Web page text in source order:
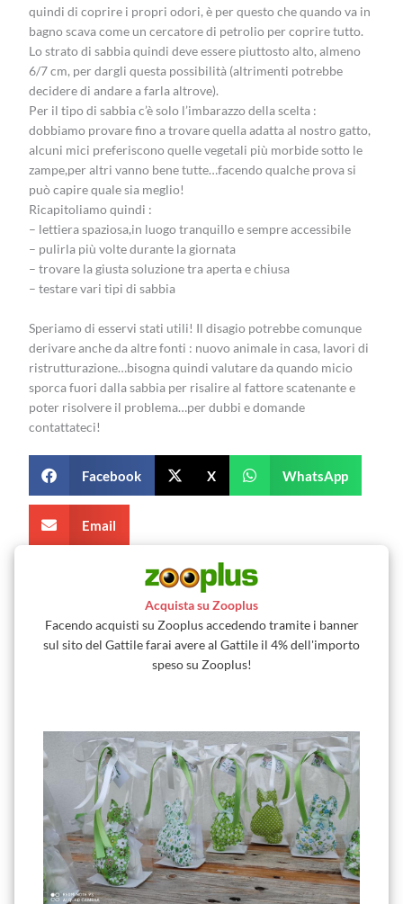
quindi di coprire i propri odori, è per questo che quando va in
bagno scava come un cercatore di petrolio per coprire tutto.
Lo strato di sabbia quindi deve essere piuttosto alto, almeno
6/7 cm, per dargli questa possibilità (altrimenti potrebbe
decidere di andare a farla altrove).
Per il tipo di sabbia c’è solo l’imbarazzo della scelta :
dobbiamo provare fino a trovare quella adatta al nostro gatto,
alcuni mici preferiscono quelle vegetali più morbide sotto le
zampe,per altri vanno bene tutte…facendo qualche prova si
può capire quale sia meglio!
Ricapitoliamo quindi :
– lettiera spaziosa,in luogo tranquillo e sempre accessibile
– pulirla più volte durante la giornata
– trovare la giusta soluzione tra aperta e chiusa
– testare vari tipi di sabbia
Speriamo di esservi stati utili! Il disagio potrebbe comunque
derivare anche da altre fonti : nuovo animale in casa, lavori di
ristrutturazione…bisogna quindi valutare da quando micio
sporca fuori dalla sabbia per risalire al fattore scatenante e
poter risolvere il problema…per dubbi e domande
contattateci!
Facebook X WhatsApp
Email
Acquista su Zooplus
Facendo acquisti su Zooplus accedendo tramite i banner
sul sito del Gattile farai avere al Gattile il 4% dell'importo
speso su Zooplus!